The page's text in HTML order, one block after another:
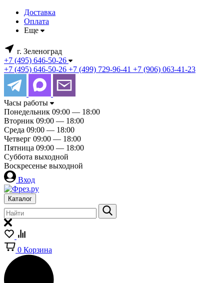
Доставка
Оплата
Еще
г. Зеленоград
+7 (495) 646-50-26
+7 (495) 646-50-26 +7 (499) 729-96-41 +7 (906) 063-41-23
Часы работы
Понедельник 09:00 — 18:00
Вторник 09:00 — 18:00
Среда 09:00 — 18:00
Четверг 09:00 — 18:00
Пятница 09:00 — 18:00
Суббота выходной
Воскресенье выходной
Вход
Каталог
0 Корзина